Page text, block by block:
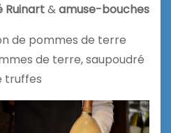
Ruinart&amuse-bouches
de pommes de terre
de terre, saupoudré
truffes